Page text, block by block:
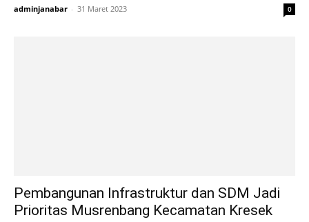
adminjanabar - 31 Maret 2023 0
Pembangunan Infrastruktur dan SDM Jadi
Prioritas Musrenbang Kecamatan Kresek